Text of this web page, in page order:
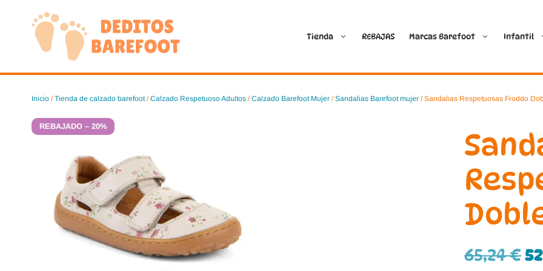
contenido
Tienda REBAJAS Marcas Barefoot
Ballop Batilas
Crecendo
Infantil
Inicio /Tienda de calzado barefoot/Calzado Respetuoso Adultos /Calzado Barefoot Mujer /Sandalias Barefoot mujer / Sandalias Respetuosas Froddo
REBAJADO – 20%
65,24€